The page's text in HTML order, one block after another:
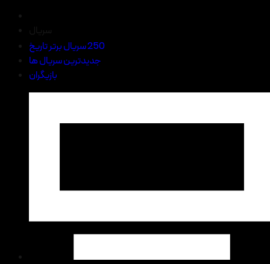
250 سریال برتر تاریخ
جدیدترین سریال ها
بازیگران